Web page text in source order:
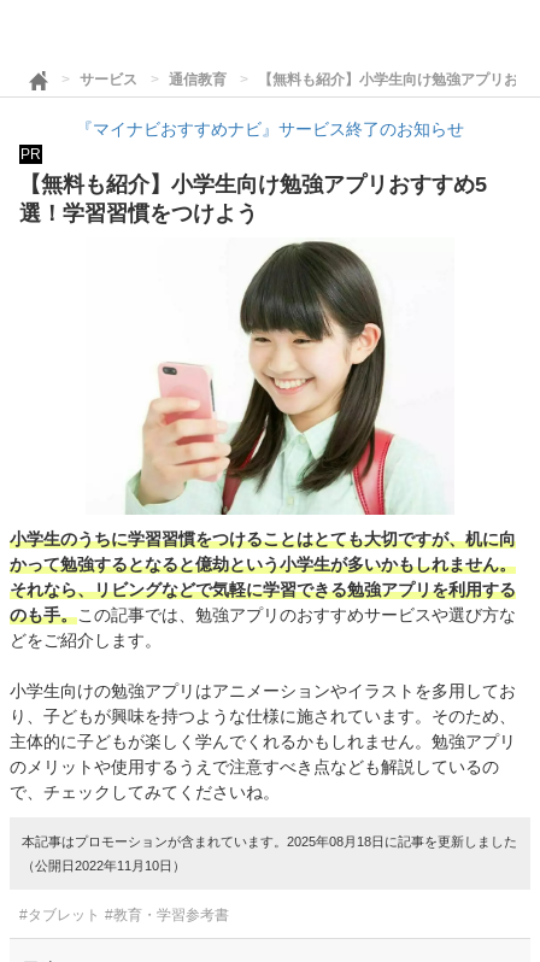
サービス 通信教育 【無料も紹介】小学生向け勉強アプリお
『マイナビおすすめナビ』サービス終了のお知らせ
PR
【無料も紹介】小学生向け勉強アプリおすすめ5
選！学習習慣をつけよう
小学生のうちに学習習慣をつけることはとても大切ですが、机に向
かって勉強するとなると億劫という小学生が多いかもしれません。
それなら、リビングなどで気軽に学習できる勉強アプリを利用する
のも手。この記事では、勉強アプリのおすすめサービスや選び方な
どをご紹介します。
小学生向けの勉強アプリはアニメーションやイラストを多用してお
り、子どもが興味を持つような仕様に施されています。そのため、
主体的に子どもが楽しく学んでくれるかもしれません。勉強アプリ
のメリットや使用するうえで注意すべき点なども解説しているの
で、チェックしてみてくださいね。
本記事はプロモーションが含まれています。2025年08月18日に記事を更新しました
（公開日2022年11月10日）
#タブレット #教育・学習参考書